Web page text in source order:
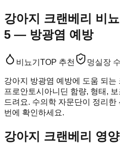
강아지 크랜베리 비
5 — 방광염 예방
비뇨기 TOP 추천 멍실장
강아지 방광염 예방에 도움 되는
프로안토시아니딘 함량, 형태,
드려요. 수의학 자문단이 정리
번에 확인하세요.
강아지 크랜베리 영